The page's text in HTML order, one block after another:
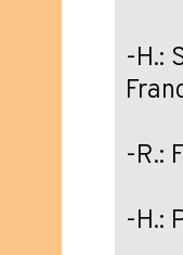
-H.:
-R.:
-H.: